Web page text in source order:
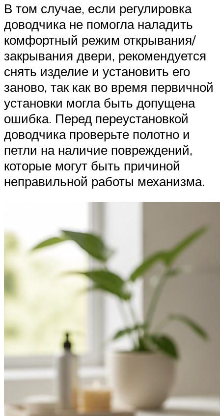
В том случае, если регулировка
доводчика не помогла наладить
комфортный режим открывания/
закрывания двери, рекомендуется
снять изделие и установить его
заново, так как во время первичной
установки могла быть допущена
ошибка. Перед переустановкой
доводчика проверьте полотно и
петли на наличие повреждений,
которые могут быть причиной
неправильной работы механизма.